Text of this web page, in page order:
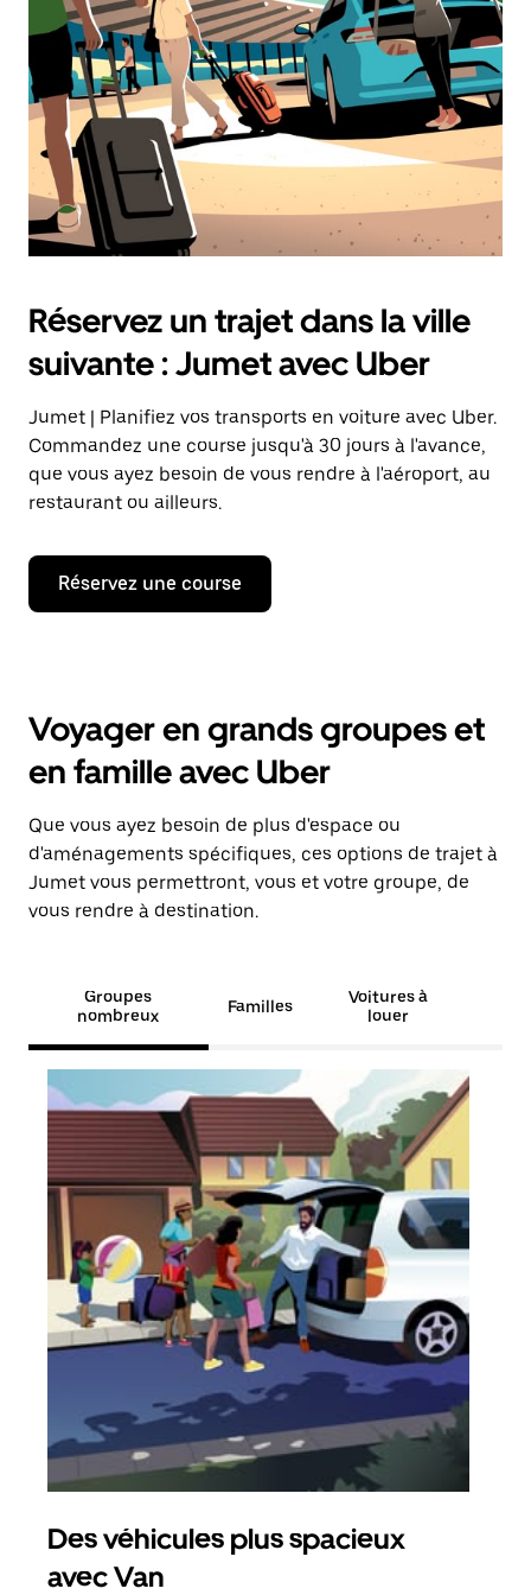
la
touche
Échap
pour
fermer
calendrier.
Réservez un trajet dans la ville
suivante : Jumet avec Uber
Jumet | Planifiez vos transports en voiture avec Uber.
Commandez une course jusqu'à 30 jours à l'avance,
que vous ayez besoin de vous rendre à l'aéroport, au
restaurant ou ailleurs.
Réservez une course
Voyager en grands groupes et
en famille avec Uber
Que vous ayez besoin de plus d'espace ou
d'aménagements spécifiques, ces options de trajet à
Jumet vous permettront, vous et votre groupe, de
vous rendre à destination.
Groupes
nombreux
Familles
Voitures à
louer
Des véhicules plus spacieux
avec Van